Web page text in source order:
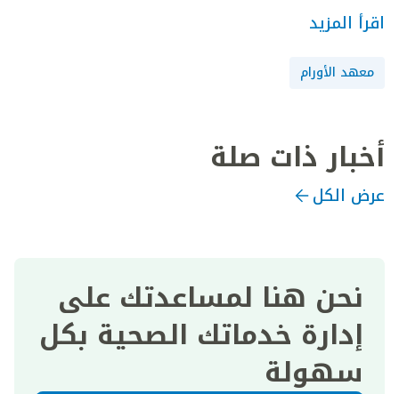
اقرأ المزيد
معهد الأورام
أخبار ذات صلة
عرض الكل
نحن هنا لمساعدتك على
إدارة خدماتك الصحية بكل
سهولة